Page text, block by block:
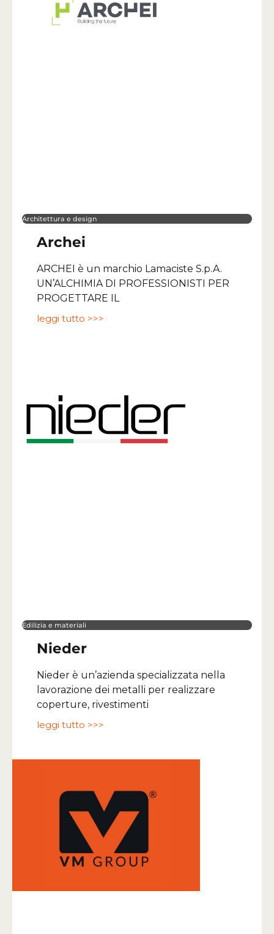
Architettura e design
Archei
ARCHEI è un marchio Lamaciste S.p.A.
UN’ALCHIMIA DI PROFESSIONISTI PER
PROGETTARE IL
leggi tutto >>>
Edilizia e materiali
Nieder
Nieder è un’azienda specializzata nella
lavorazione dei metalli per realizzare
coperture, rivestimenti
leggi tutto >>>